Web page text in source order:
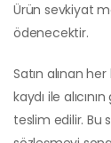
Ürün sevkiyat
ödenecektir.
Satın alınan
kaydı ile
teslim edilir. Bu